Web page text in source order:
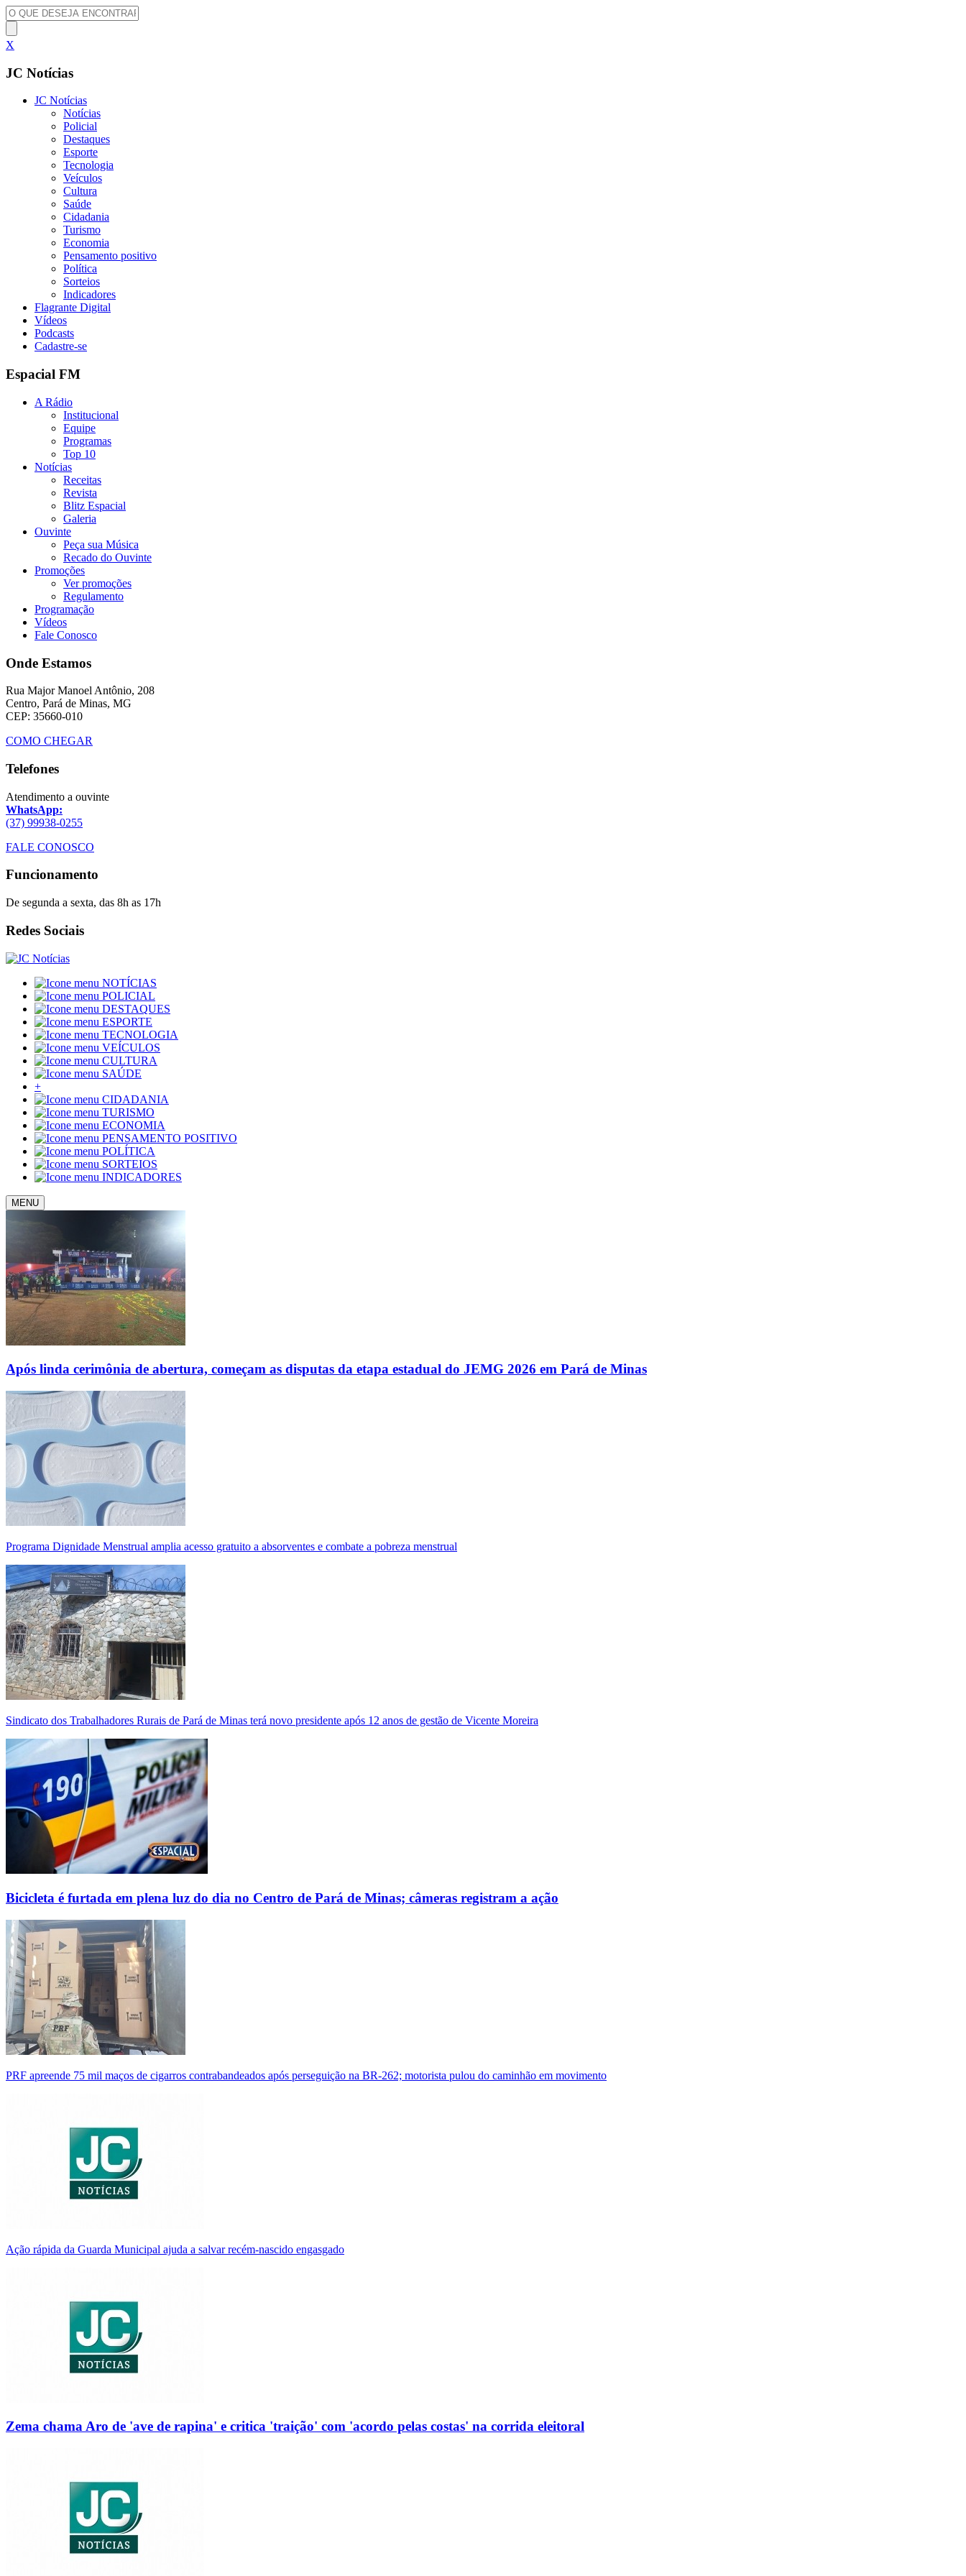
X
JC Notícias
JC Notícias
Notícias
Policial
Destaques
Esporte
Tecnologia
Veículos
Cultura
Saúde
Cidadania
Turismo
Economia
Pensamento positivo
Política
Sorteios
Indicadores
Flagrante Digital
Vídeos
Podcasts
Cadastre-se
Espacial FM
A Rádio
Institucional
Equipe
Programas
Top 10
Notícias
Receitas
Revista
Blitz Espacial
Galeria
Ouvinte
Peça sua Música
Recado do Ouvinte
Promoções
Ver promoções
Regulamento
Programação
Vídeos
Fale Conosco
Onde Estamos
Rua Major Manoel Antônio, 208
Centro, Pará de Minas, MG
CEP: 35660-010
COMO CHEGAR
Telefones
Atendimento a ouvinte
WhatsApp:
(37) 99938-0255
FALE CONOSCO
Funcionamento
De segunda a sexta, das 8h as 17h
Redes Sociais
NOTÍCIAS
POLICIAL
DESTAQUES
ESPORTE
TECNOLOGIA
VEÍCULOS
CULTURA
SAÚDE
+
CIDADANIA
TURISMO
ECONOMIA
PENSAMENTO POSITIVO
POLÍTICA
SORTEIOS
INDICADORES
MENU
Após linda cerimônia de abertura, começam as disputas da etapa estadual do JEMG 2026 em Pará de Minas
Programa Dignidade Menstrual amplia acesso gratuito a absorventes e combate a pobreza menstrual
Sindicato dos Trabalhadores Rurais de Pará de Minas terá novo presidente após 12 anos de gestão de Vicente Moreira
Bicicleta é furtada em plena luz do dia no Centro de Pará de Minas; câmeras registram a ação
PRF apreende 75 mil maços de cigarros contrabandeados após perseguição na BR-262; motorista pulou do caminhão em movimento
Ação rápida da Guarda Municipal ajuda a salvar recém-nascido engasgado
Zema chama Aro de 'ave de rapina' e critica 'traição' com 'acordo pelas costas' na corrida eleitoral